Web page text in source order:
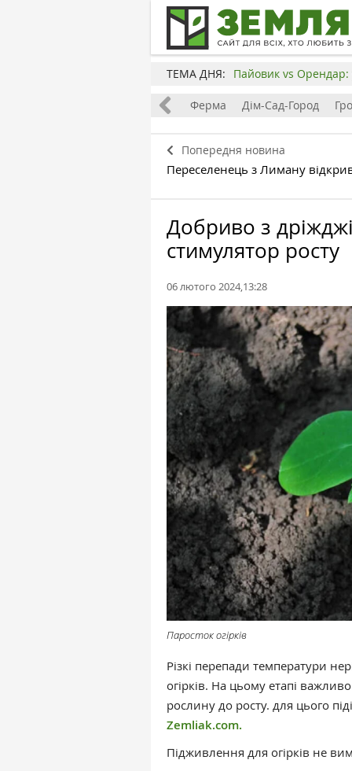
ТЕМА ДНЯ: Пайовик vs Орендар:
Бізнес Ферма Дім-Сад-Город
Попередня новина
Переселенець з Лиману
Добриво з
стимулятор росту
06 лютого 2024,13:28
Паросток огірків
Різкі перепади температури
огірків. На цьому етапі
рослину до росту. для цього
Zemliak.com.
Підживлення для огірків не